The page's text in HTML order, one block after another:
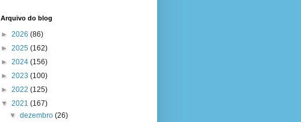
Arquivo do blog
► 2026 (86)
► 2025 (162)
► 2024 (156)
► 2023 (100)
► 2022 (125)
▼ 2021 (167)
▼ dezembro (26)